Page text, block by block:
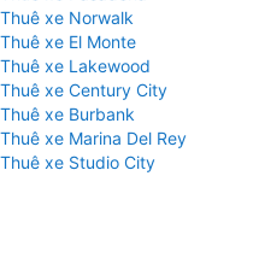
Thuê xe Norwalk
Thuê xe El Monte
Thuê xe Lakewood
Thuê xe Century City
Thuê xe Burbank
Thuê xe Marina Del Rey
Thuê xe Studio City